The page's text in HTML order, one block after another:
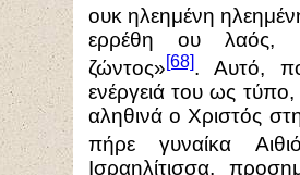
ουκ ηλεημένη
ερρέθη ου λαός,
ζώντος»[68]. Αυτό,
ενέργειά του ως
αληθινά ο Χριστός
πήρε γυναίκα
Ισραηλίτισσα,